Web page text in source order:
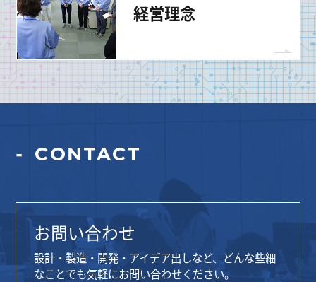
経営理念
CONTACT
お問い合わせ
設計・製造・開発・アイデア出しなど、どんな些細
なことでも気軽にお問い合わせください。